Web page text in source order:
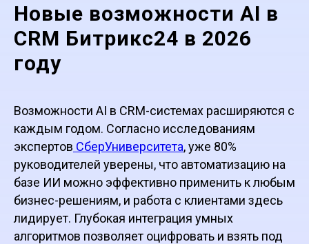
Новые возможности AI в
CRM Битрикс24 в 2026
году
Возможности AI в CRM-системах расширяются с
каждым годом. Согласно исследованиям
экспертов СберУниверситета, уже 80%
руководителей уверены, что автоматизацию на
базе ИИ можно эффективно применить к любым
бизнес-решениям, и работа с клиентами здесь
лидирует. Глубокая интеграция умных
алгоритмов позволяет оцифровать и взять под